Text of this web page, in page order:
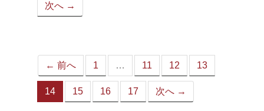
次へ →
← 前へ 1 … 11 12 13
14
（こ
15 16 17 次へ →